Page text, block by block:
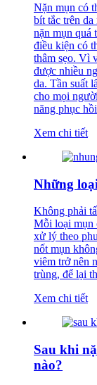
Nặn mụn có
bít tắc trên
nặn mụn quá
điều kiện có
thâm sẹo. Vì
được nhiều
da. Tần suất
cho mọi
năng phục
Xem chi tiết
Những
Không phải
Mỗi loại mụn
xử lý theo
nốt mụn
viêm trở nên
trùng, để lại
Xem chi tiết
Sau khi
nào?